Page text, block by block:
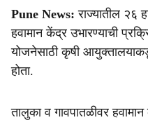
a
r
e
Pune News: राज्यातील २६
हवामान केंद्र उभारण्याची
योजनेसाठी कृषी
होता.
तालुका व गावपातळीवर